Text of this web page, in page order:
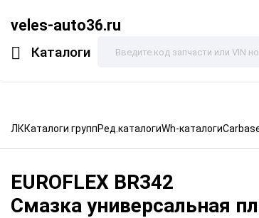
veles-auto36.ru
Каталоги
ЛККаталоги группРед.каталогиWh-каталоги
EUROFLEX BR342
Смазка универсальная